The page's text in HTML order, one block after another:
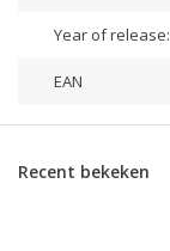
Year of release:
EAN
Recent bekeken